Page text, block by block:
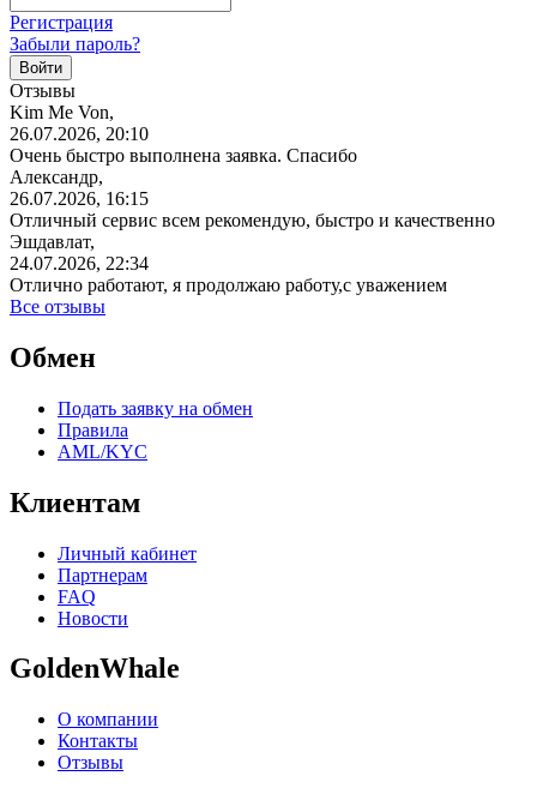
Регистрация
Забыли пароль?
Отзывы
Kim Me Von,
26.07.2026, 20:10
Очень быстро выполнена заявка. Спасибо
Александр,
26.07.2026, 16:15
Отличный сервис всем рекомендую, быстро и качественно
Эшдавлат,
24.07.2026, 22:34
Отлично работают, я продолжаю работу,с уважением
Все отзывы
Обмен
Подать заявку на обмен
Правила
AML/KYC
Клиентам
Личный кабинет
Партнерам
FAQ
Новости
GoldenWhale
О компании
Контакты
Отзывы